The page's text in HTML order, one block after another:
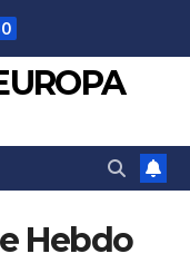
Hebdo